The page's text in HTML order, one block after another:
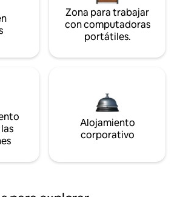
Zona para trabajar
con computadoras
portátiles.
Alojamiento
corporativo